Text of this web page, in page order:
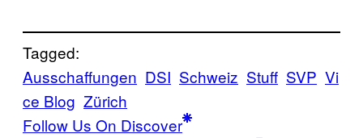
Tagged:
Ausschaffungen DSI Schweiz Stuff SVP Vi
ce Blog Zürich
Follow Us On Discover